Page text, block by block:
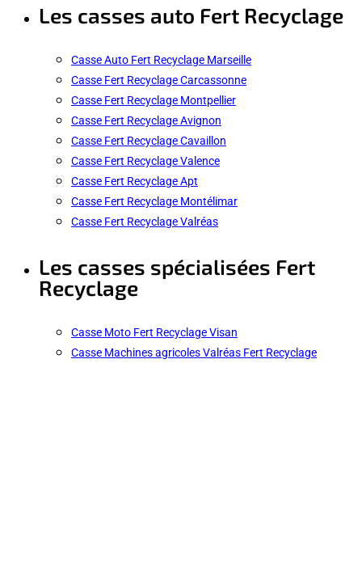
Les casses auto Fert Recyclage
Casse Auto Fert Recyclage Marseille
Casse Fert Recyclage Carcassonne
Casse Fert Recyclage Montpellier
Casse Fert Recyclage Avignon
Casse Fert Recyclage Cavaillon
Casse Fert Recyclage Valence
Casse Fert Recyclage Apt
Casse Fert Recyclage Montélimar
Casse Fert Recyclage Valréas
Les casses spécialisées Fert
Recyclage
Casse Moto Fert Recyclage Visan
Casse Machines agricoles Valréas Fert Recyclage